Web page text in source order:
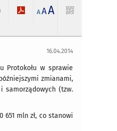
A AA
16.04.2014
Protokołu w sprawie
zmianami,
samorządowych (tzw.
mln zł, co stanowi